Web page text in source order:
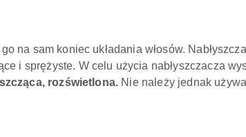
na sam koniec układania włosów.
i sprężyste. W celu użycia nabłyszczacza
rozświetlona. Nie należy jednak